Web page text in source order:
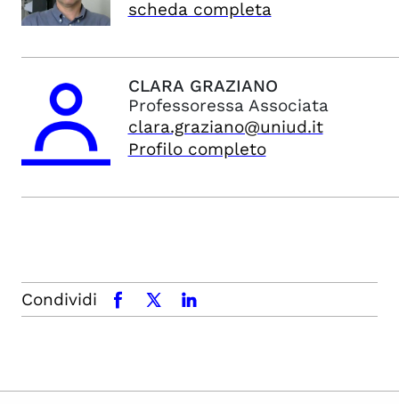
scheda completa
CLARA GRAZIANO
Professoressa Associata
clara.graziano@uniud.it
Profilo completo
Condividi facebookx.comlinkedin